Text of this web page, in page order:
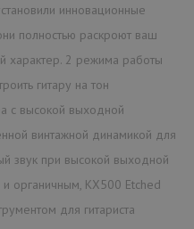
инновационные
полностью раскроют ваш
характер. 2 режима работы
гитару на тон
с высокой выходной
винтажной динамикой для
звук при высокой выходной
органичным, KX500 Etched
для гитариста